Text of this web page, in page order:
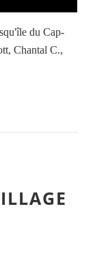
du Cap-
Chantal C.,